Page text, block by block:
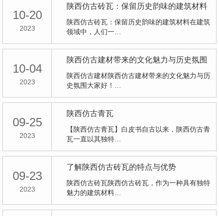
10-20
2023
陕西仿古砖瓦：保留历史韵味的建筑材料
陕西仿古砖瓦：保留历史韵味的建筑材料在建筑
领域中，人们一…
10-04
2023
陕西仿古建材带来的文化魅力与历史氛围
陕西仿古建材陕西仿古建材带来的文化魅力与历
史氛围大家好！…
09-25
2023
陕西仿古青瓦
【陕西仿古青瓦】白皮书自古以来，陕西仿古青
瓦一直以其独特…
09-23
2023
了解陕西仿古砖瓦的特点与优势
陕西仿古砖瓦陕西仿古砖瓦，作为一种具有独特
魅力的建筑材料…